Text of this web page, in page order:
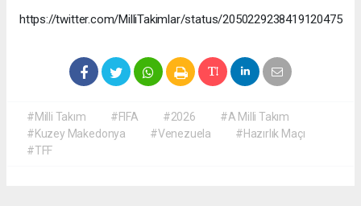
https://twitter.com/MilliTakimlar/status/2050229238419120475
#Milli Takım #FIFA #2026
#A Milli Takım
#Kuzey Makedonya
#Venezuela
#Hazırlık Maçı
#TFF